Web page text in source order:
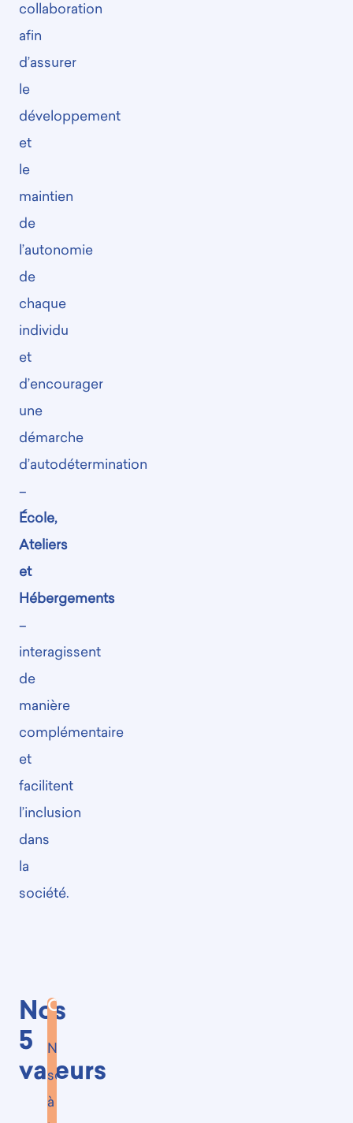
collaboration
afin
d’assurer
le
développement
et
le
maintien
de
l’autonomie
de
chaque
individu
et
d’encourager
une
démarche
d’autodétermination
–
École,
Ateliers
et
Hébergements
–
interagissent
de
manière
complémentaire
et
facilitent
l’inclusion
dans
la
société.
Nos
5
valeurs
Ouverture
Nous
sommes
à